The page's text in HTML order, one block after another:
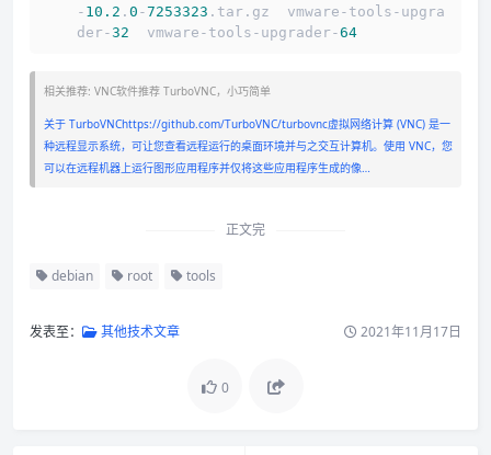
- 10.2 . 0 -7253323 .tar.gz  vmware-tools-upgra
der-32
  vmware-tools-upgrader-
64
相关推荐: VNC软件推荐 TurboVNC，小巧简单
关于 TurboVNChttps://github.com/TurboVNC/turbovnc虚拟网络计算 (VNC) 是一
种远程显示系统，可让您查看远程运行的桌面环境并与之交互计算机。使用 VNC，您
可以在远程机器上运行图形应用程序并仅将这些应用程序生成的像…
正文完
debian root tools
发表至： 其他技术文章 2021年11月17日
0